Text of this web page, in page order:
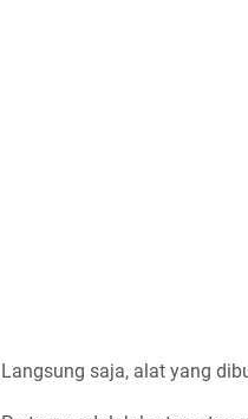
Langsung saja, alat yang